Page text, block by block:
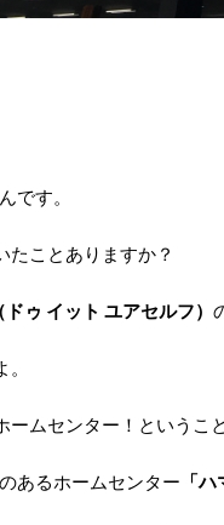
です。
たことありますか？
ゥ イット ユアセルフ）
ームセンター！というこ
あるホームセンター 「